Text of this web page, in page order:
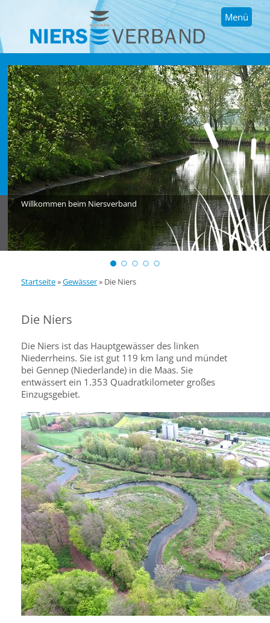
Menü
Willkommen beim Niersverband
Startseite»Gewässer» Die Niers
Die Niers
Die Niers ist das Hauptgewässer des linken
Niederrheins. Sie ist gut 119 km lang und mündet
bei Gennep (Niederlande) in die Maas. Sie
entwässert ein 1.353 Quadratkilometer großes
Einzugsgebiet.